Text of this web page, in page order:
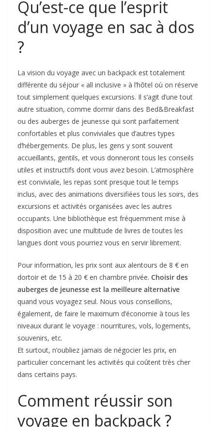
Qu’est-ce que l’esprit
d’un voyage en sac à dos
?
La vision du voyage avec un backpack est totalement
différente du séjour « all inclusive » à l’hôtel où on réserve
tout simplement quelques excursions. Il s’agit d’une tout
autre situation, comme dormir dans des Bed&Breakfast
ou des auberges de jeunesse qui sont parfaitement
confortables et plus conviviales que d’autres types
d’hébergements. De plus, les gens y sont souvent
accueillants, gentils, et vous donneront tous les conseils
utiles et instructifs dont vous avez besoin. L’atmosphère
est conviviale, les repas sont presque tout le temps
inclus, avec des animations diversifiées tous les soirs, des
excursions et activités organisées avec les autres
occupants. Une bibliothèque est fréquemment mise à
disposition avec une multitude de livres de toutes les
langues dont vous pourriez vous en servir librement.
Pour information, les prix sont aux alentours de 8 € en
dortoir et de 15 à 20 € en chambre privée. Choisir des
auberges de jeunesse est la meilleure alternative
quand vous voyagez seul. Nous vous conseillons,
également, de faire le maximum d’économie à tous les
niveaux durant le voyage : nourritures, vols, logements,
souvenirs, etc.
Et surtout, n’oubliez jamais de négocier les prix, en
particulier concernant les activités qui coûtent très cher
dans certains pays.
Comment réussir son
voyage en backpack ?